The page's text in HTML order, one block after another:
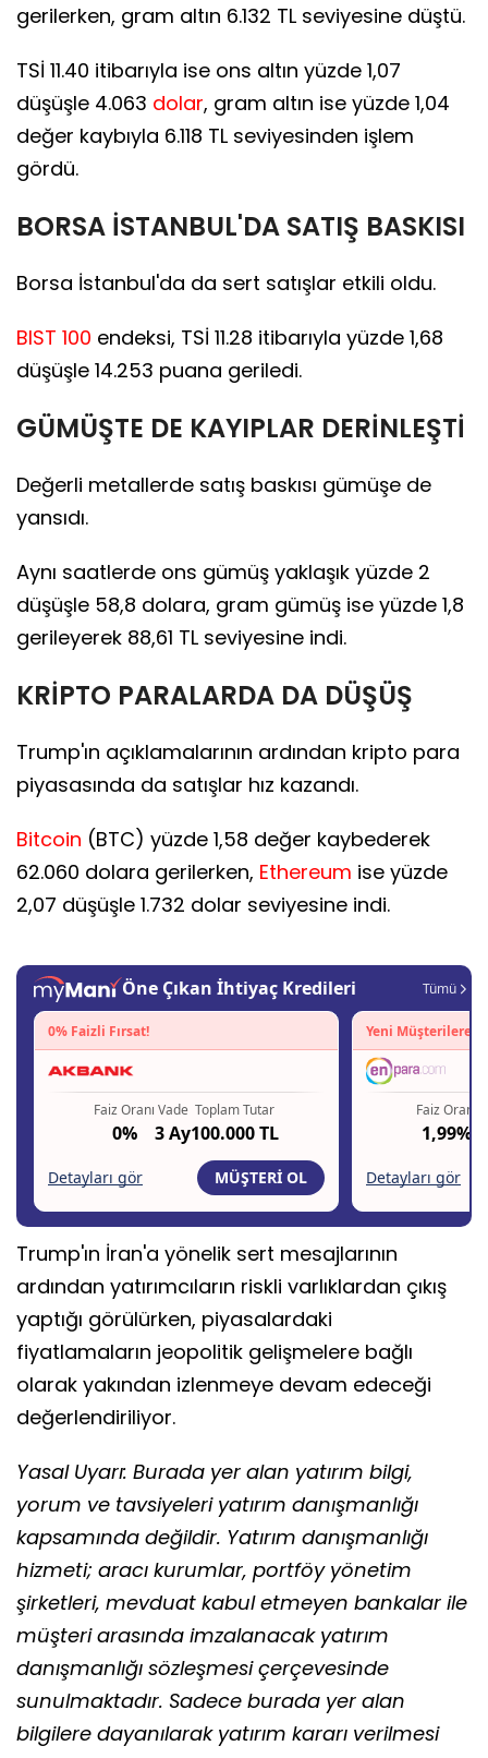
gerilerken, gram altın 6.132 TL seviyesine düştü.
TSİ 11.40 itibarıyla ise ons altın yüzde 1,07
düşüşle 4.063 dolar, gram altın ise yüzde 1,04
değer kaybıyla 6.118 TL seviyesinden işlem
gördü.
BORSA İSTANBUL'DA SATIŞ BASKISI
Borsa İstanbul'da da sert satışlar etkili oldu.
BIST 100 endeksi, TSİ 11.28 itibarıyla yüzde 1,68
düşüşle 14.253 puana geriledi.
GÜMÜŞTE DE KAYIPLAR DERİNLEŞTİ
Değerli metallerde satış baskısı gümüşe de
yansıdı.
Aynı saatlerde ons gümüş yaklaşık yüzde 2
düşüşle 58,8 dolara, gram gümüş ise yüzde 1,8
gerileyerek 88,61 TL seviyesine indi.
KRİPTO PARALARDA DA DÜŞÜŞ
Trump'ın açıklamalarının ardından kripto para
piyasasında da satışlar hız kazandı.
Bitcoin (BTC) yüzde 1,58 değer kaybederek
62.060 dolara gerilerken, Ethereum ise yüzde
2,07 düşüşle 1.732 dolar seviyesine indi.
Trump'ın İran'a yönelik sert mesajlarının
ardından yatırımcıların riskli varlıklardan çıkış
yaptığı görülürken, piyasalardaki
fiyatlamaların jeopolitik gelişmelere bağlı
olarak yakından izlenmeye devam edeceği
değerlendiriliyor.
Yasal Uyarı: Burada yer alan yatırım bilgi,
yorum ve tavsiyeleri yatırım danışmanlığı
kapsamında değildir. Yatırım danışmanlığı
hizmeti; aracı kurumlar, portföy yönetim
şirketleri, mevduat kabul etmeyen bankalar ile
müşteri arasında imzalanacak yatırım
danışmanlığı sözleşmesi çerçevesinde
sunulmaktadır. Sadece burada yer alan
bilgilere dayanılarak yatırım kararı verilmesi